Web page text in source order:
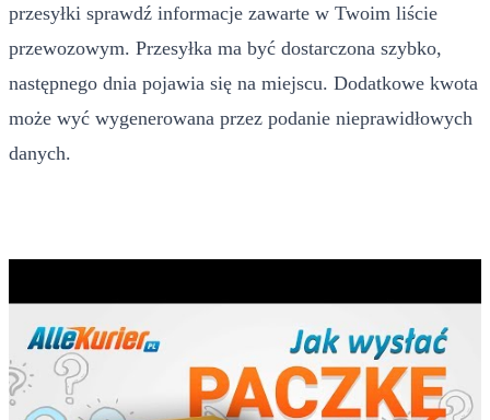
przesyłki sprawdź informacje zawarte w Twoim liście
przewozowym. Przesyłka ma być dostarczona szybko,
następnego dnia pojawia się na miejscu. Dodatkowe kwota
może wyć wygenerowana przez podanie nieprawidłowych
danych.